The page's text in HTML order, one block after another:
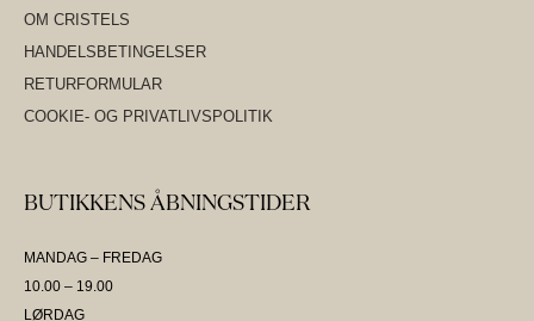
OM CRISTELS
HANDELSBETINGELSER
RETURFORMULAR
COOKIE- OG PRIVATLIVSPOLITIK
BUTIKKENS ÅBNINGSTIDER
MANDAG – FREDAG
10.00 – 19.00
LØRDAG